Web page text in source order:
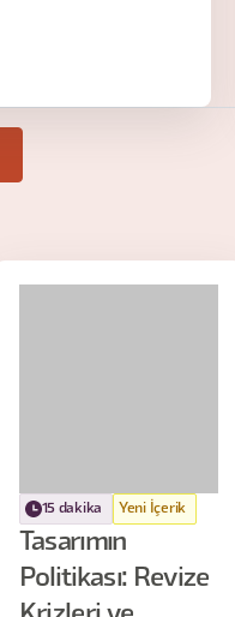
15 dakika Yeni İçerik
Tasarımın
Politikası: Revize